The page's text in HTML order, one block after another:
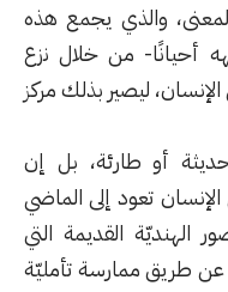
والذي يجمع هذه
أحيانًا- من خلال نزع
ليصير بذلك مركز
أو طارئة، بل إن
تعود إلى الماضي
الهنديّة القديمة التي
عن طريق ممارسة تأمليّة